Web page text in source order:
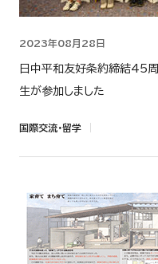
2023年08月28日
日中平和友好条約締結45
生が参加しました
国際交流・留学